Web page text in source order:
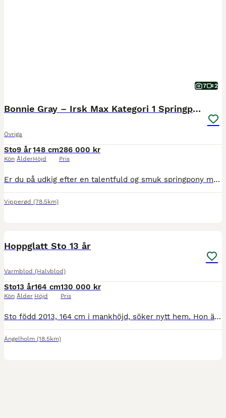
7 2
Bonnie Gray – Irsk Max Kategori 1 Springpony – 9år
Övriga
Sto
Kön
9 år
Ålder
148 cm
Höjd
286 000 kr
Pris
Er du på udkig efter en talentfuld og smuk springpony med masser af kapacitet? Så er Bonnie Gray måske din næste makker. Bonnie Gray er en 9-årig irsk Max Kategori 1 pony med et stort hjerte, masser
Vipperød (78.5km)
Hoppglatt Sto 13 år
Varmblod (Halvblod)
Sto
Kön
13 år
Ålder
164 cm
Höjd
130 000 kr
Pris
Sto född 2013, 164 cm i mankhöjd, söker nytt hem. Hon är snäll och trevlig okomplicerad i all hantering. Har haft 3 st föl, finns att se på gården. Ingen skadehistorik. Passar en ryttare som kommit en bit i sin ridning. Säljes pga för många hästar. Tävlad med placering i 110, har mer att ge. Pris kan diskuteras vid snabb och smidig affär 😊
Ängelholm (18.5km)